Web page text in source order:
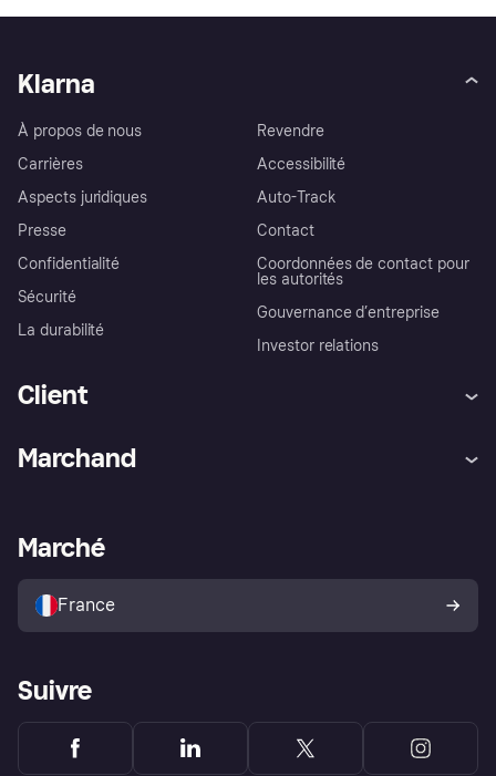
Klarna
À propos de nous
Carrières
Aspects juridiques
Presse
Confidentialité
Sécurité
La durabilité
Revendre
Accessibilité
Auto-Track
Contact
Coordonnées de contact pour
les autorités
Gouvernance d’entreprise
Investor relations
Client
Explorez les magasins
Politique de protection de
l’acheteur Klarna
Marchand
Portail Marchand
Marché
France
Suivre